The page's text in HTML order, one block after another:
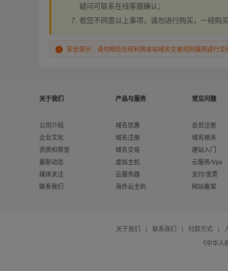
疑问可联系在线客服确认；
若您不同意以上事项，请勿进行购买，一经购
安全提示：请勿相信任何利用本站域名交易规则漏洞进行
关于我们
公司介绍
企业文化
资质和荣誉
最新动态
媒体关注
联系我们
产品与服务
域名优惠
域名注册
域名交易
虚拟主机
云服务器
海外云主机
常见问题
会员注册
域名相关
建站入门
云服务/Vps
支付/发票
网站备案
关于我们 | 联系我们 | 付款方式 |
《中华